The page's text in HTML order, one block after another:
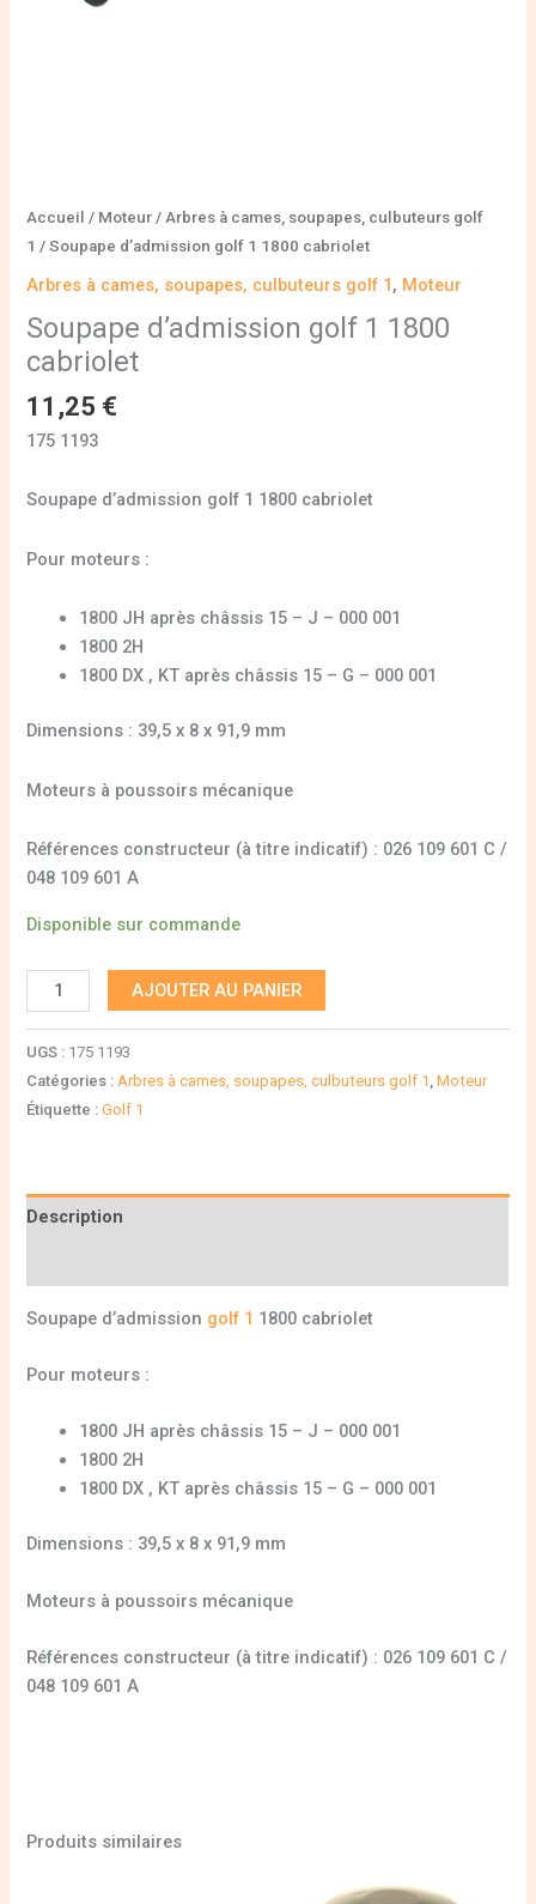
Accueil / Moteur / Arbres à cames, soupapes, culbuteurs golf
1 / Soupape d’admission golf 1 1800 cabriolet
Arbres à cames, soupapes, culbuteurs golf 1, Moteur
Soupape d’admission golf 1 1800
cabriolet
11,25 €
175 1193
Soupape d’admission golf 1 1800 cabriolet
Pour moteurs :
1800 JH après châssis 15 – J – 000 001
1800 2H
1800 DX , KT après châssis 15 – G – 000 001
Dimensions : 39,5 x 8 x 91,9 mm
Moteurs à poussoirs mécanique
Références constructeur (à titre indicatif) : 026 109 601 C /
048 109 601 A
Disponible sur commande
AJOUTER AU PANIER
UGS : 175 1193
Catégories : Arbres à cames, soupapes, culbuteurs golf 1 ,Moteur
Étiquette :Golf 1
Description
Soupape d’admission golf 1 1800 cabriolet
Pour moteurs :
1800 JH après châssis 15 – J – 000 001
1800 2H
1800 DX , KT après châssis 15 – G – 000 001
Dimensions : 39,5 x 8 x 91,9 mm
Moteurs à poussoirs mécanique
Références constructeur (à titre indicatif) : 026 109 601 C /
048 109 601 A
Produits similaires